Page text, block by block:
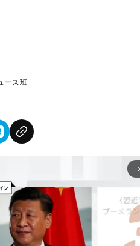
ース班
arrow_forward_ios